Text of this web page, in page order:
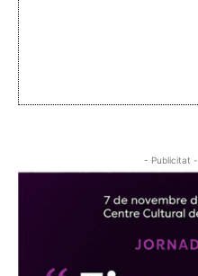
- Publicitat -